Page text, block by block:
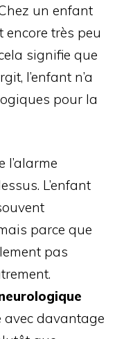
un enfant
encore très peu
signifie que
l’enfant n’a
pour la
l’alarme
L’enfant
parce que
pas
avec davantage